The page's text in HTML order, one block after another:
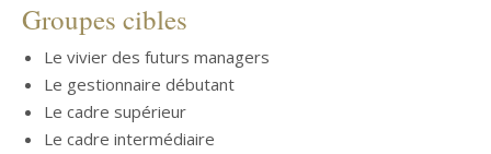
Groupes cibles
Le vivier des futurs managers
Le gestionnaire débutant
Le cadre supérieur
Le cadre intermédiaire